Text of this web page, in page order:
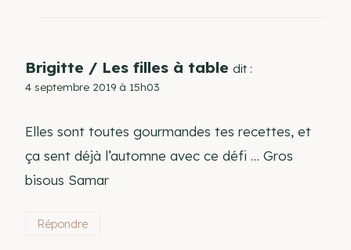
Brigitte / Les filles à table dit :
4 septembre 2019 à 15h03
Elles sont toutes gourmandes tes recettes, et
ça sent déjà l’automne avec ce défi … Gros
bisous Samar
Répondre